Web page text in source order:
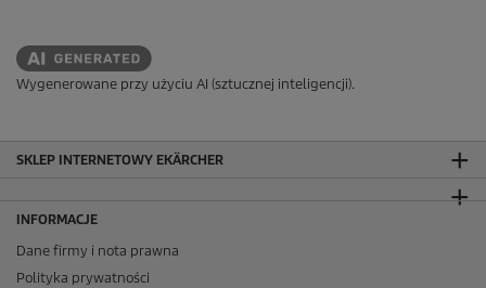
Wygenerowane przy użyciu AI (sztucznej inteligencji).
SKLEP INTERNETOWY EKÄRCHER
INFORMACJE
Dane firmy i nota prawna
Polityka prywatności